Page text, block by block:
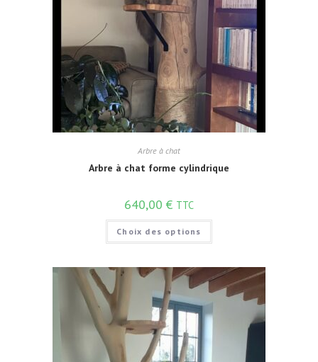
Arbre à chat
Arbre à chat forme cylindrique
640,00 € TTC
Choix des options